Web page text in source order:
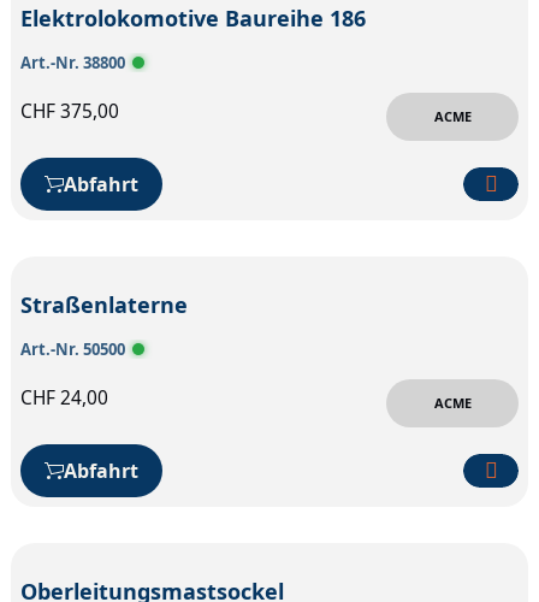
Elektrolokomotive Baureihe 186
Art.-Nr. 38800
CHF375,00 ACME
Abfahrt
Straßenlaterne
Art.-Nr. 50500
CHF24,00 ACME
Abfahrt
Oberleitungsmastsockel